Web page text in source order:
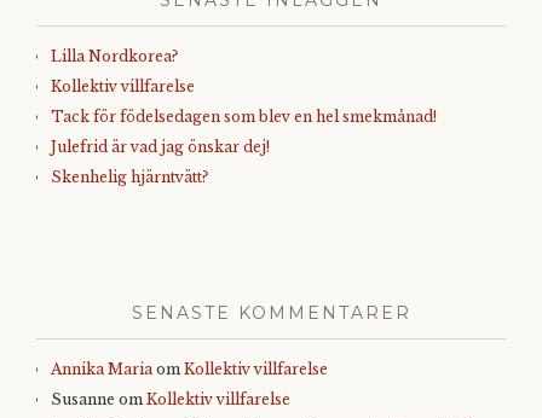
Lilla Nordkorea?
Kollektiv villfarelse
Tack för födelsedagen som blev en hel smekmånad!
Julefrid är vad jag önskar dej!
Skenhelig hjärntvätt?
SENASTE KOMMENTARER
Annika Mariaom Kollektiv villfarelse
Susanne om Kollektiv villfarelse